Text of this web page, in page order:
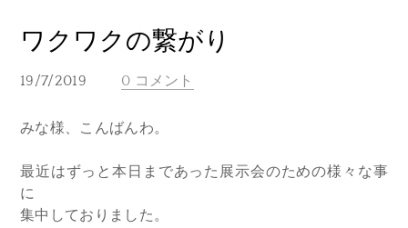
ワクワクの繋がり
19/7/2019 0 コメント
みな様、こんばんわ。
最近はずっと本日まであった展示会のための様々な事
に
集中しておりました。